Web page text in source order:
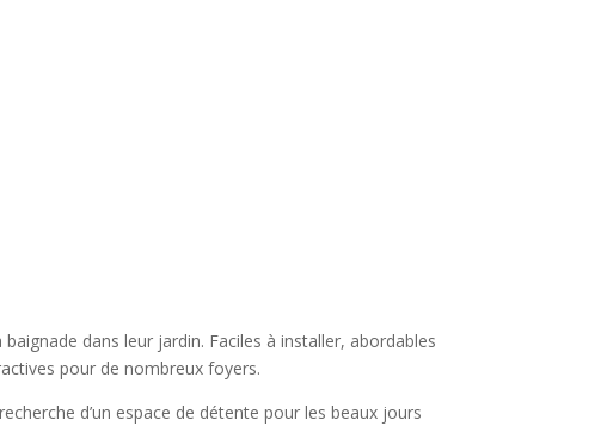
dans leur jardin. Faciles à installer, abordables
pour de nombreux foyers.
d’un espace de détente pour les beaux jours